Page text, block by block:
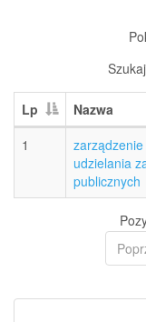
Lp Nazwa
1
udzielania
publicznych